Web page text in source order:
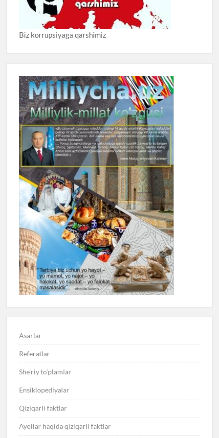
Biz korrupsiyaga qarshimiz
Asarlar
Referatlar
She’riy to’plamlar
Ensiklopediyalar
Qiziqarli faktlar
Ayollar haqida qiziqarli faktlar